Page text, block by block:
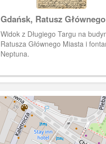
Gdańsk, Ratusz Głównego
Miasta
Widok z Długiego Targu na
Ratusza Głównego Miasta i
Neptuna.